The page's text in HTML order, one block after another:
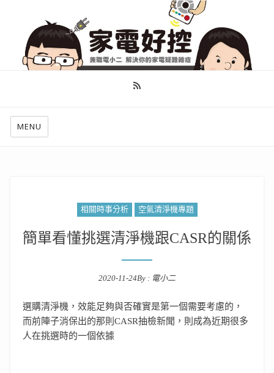
幫你做好功課，看了就知怎麼找出適合自己的家電
MENU
相關時事分析 空氣清淨機專題
簡單看懂挑選清淨機跟CASR的關係
2020-11-24By : 電小二
選購清淨機，效能足夠與否確實是第一個需要考慮的，
而前陣子消保出的那則CASR抽檢新聞，則成為近期很多
人在挑選時的一個依據